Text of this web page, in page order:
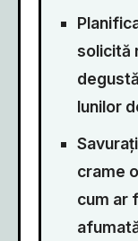
solicită
lunilor
crame
cum ar